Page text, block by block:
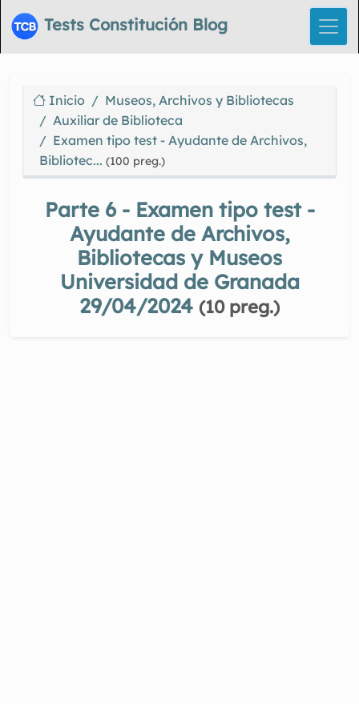
Tests Constitución Blog
Inicio
Museos, Archivos y Bibliotecas
Auxiliar de Biblioteca
Examen tipo test - Ayudante de Archivos,
Bibliotec... (100 preg.)
Parte 6 - Examen tipo test -
Ayudante de Archivos,
Bibliotecas y Museos
Universidad de Granada
29/04/2024 (10 preg.)